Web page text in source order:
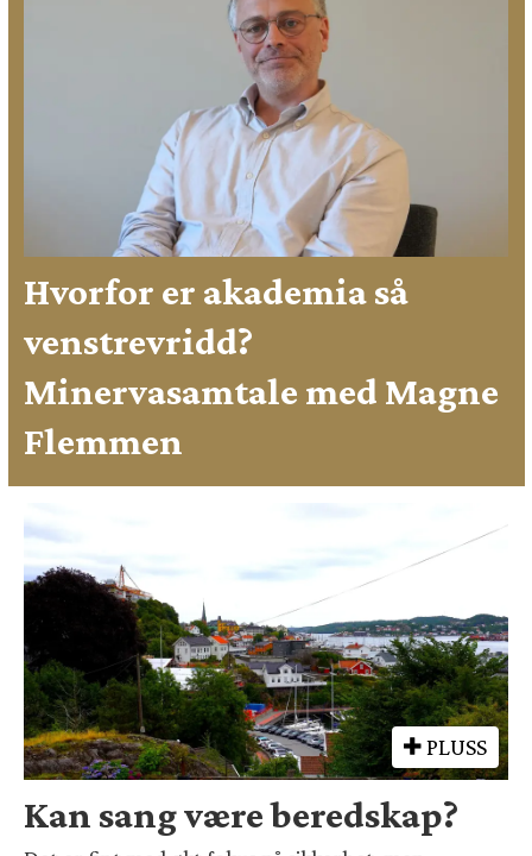
Hvorfor er akademia så
venstrevridd?
Minervasamtale med Magne
Flemmen
PLUSS
Kan sang være beredskap?